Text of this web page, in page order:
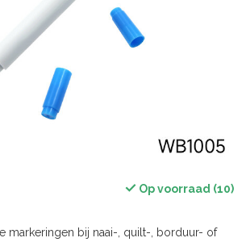
Op voorraad (10)
markeringen bij naai-, quilt-, borduur- of